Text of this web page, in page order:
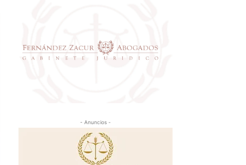
- Anuncios -